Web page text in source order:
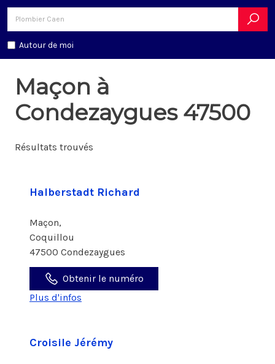
Autour de moi
Maçon à
Condezaygues 47500
Résultats trouvés
Halberstadt Richard
Maçon,
Coquillou
47500 Condezaygues
Obtenir le numéro
Plus d'infos
Croisile Jérémy